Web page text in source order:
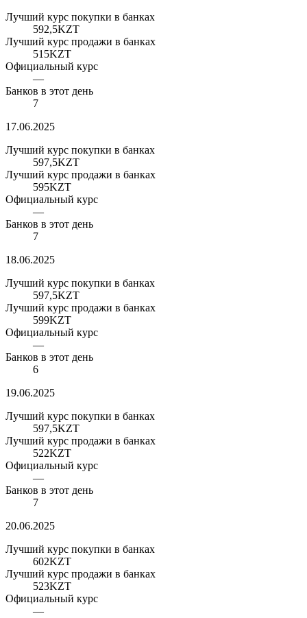
Лучший курс покупки в банках
592,5KZT
Лучший курс продажи в банках
515KZT
Официальный курс
—
Банков в этот день
7
17.06.2025
Лучший курс покупки в банках
597,5KZT
Лучший курс продажи в банках
595KZT
Официальный курс
—
Банков в этот день
7
18.06.2025
Лучший курс покупки в банках
597,5KZT
Лучший курс продажи в банках
599KZT
Официальный курс
—
Банков в этот день
6
19.06.2025
Лучший курс покупки в банках
597,5KZT
Лучший курс продажи в банках
522KZT
Официальный курс
—
Банков в этот день
7
20.06.2025
Лучший курс покупки в банках
602KZT
Лучший курс продажи в банках
523KZT
Официальный курс
—